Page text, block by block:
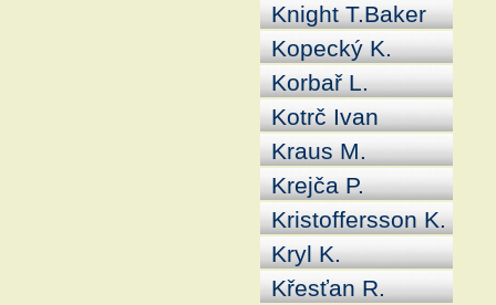
Knight T.Baker
Kopecký K.
Korbař L.
Kotrč Ivan
Kraus M.
Krejča P.
Kristoffersson K.
Kryl K.
Křesťan R.